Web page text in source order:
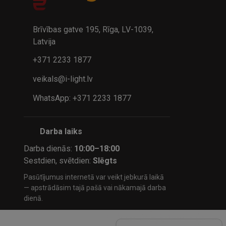
32.95€
Brīvības gatve 195, Rīga, LV-1039,
Latvija
+371 2233 1877
veikals@i-light.lv
WhatsApp: +371 2233 1877
Darba laiks
Darba dienās: 10:00–18:00
Sestdien, svētdien:Slēgts
Pasūtījumus internetā var veikt jebkurā laikā
— apstrādāsim tajā pašā vai nākamajā darba
dienā.